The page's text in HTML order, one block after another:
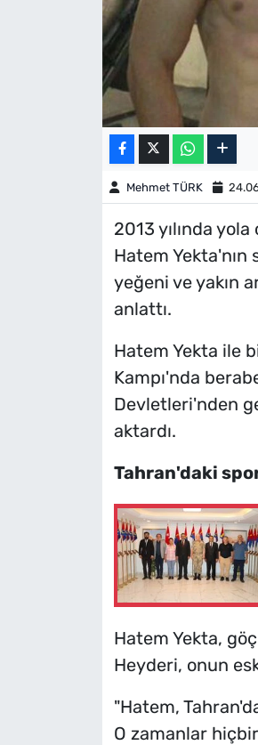
Mehmet TÜRK
2013 yılında
Hatem Yekta'nın
yeğeni ve yakın
anlattı.
Hatem Yekta ile
Kampı'nda
Devletleri'nden
aktardı.
Tahran'daki
Hatem Yekta,
Heyderi, onun
"Hatem,
O zamanlar